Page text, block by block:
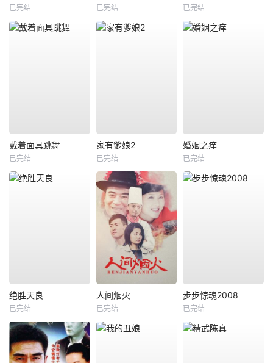
已完结 已完结 已完结
戴着面具跳舞
已完结
家有爹娘2
已完结
婚姻之痒
已完结
绝胜天良
已完结
人间烟火
已完结
步步惊魂2008
已完结